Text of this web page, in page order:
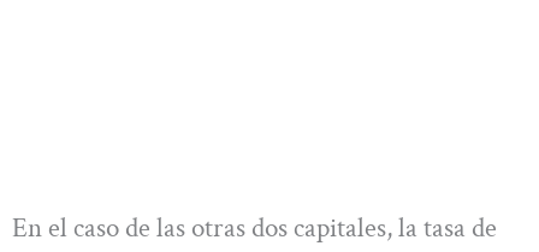
En el caso de las otras dos capitales, la tasa de